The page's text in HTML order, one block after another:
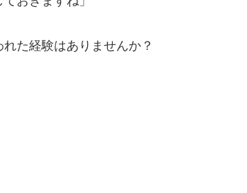
た経験はありませんか？